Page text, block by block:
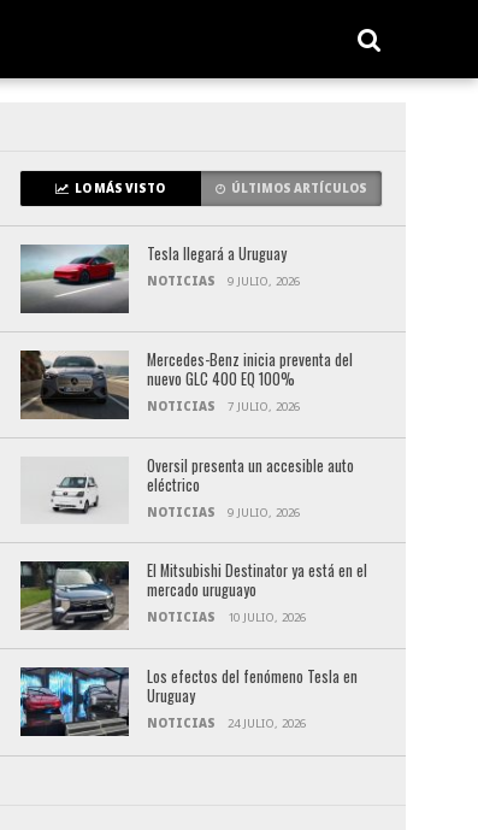
LO MÁS VISTO ÚLTIMOS ARTÍCULOS
Tesla llegará a Uruguay
NOTICIAS 9 JULIO, 2026
Mercedes-Benz inicia preventa del
nuevo GLC 400 EQ 100%
NOTICIAS 7 JULIO, 2026
Oversil presenta un accesible auto
eléctrico
NOTICIAS 9 JULIO, 2026
El Mitsubishi Destinator ya está en el
mercado uruguayo
NOTICIAS 10 JULIO, 2026
Los efectos del fenómeno Tesla en
Uruguay
NOTICIAS 24 JULIO, 2026